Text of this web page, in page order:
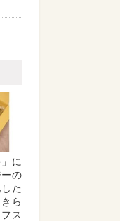
に
の
た
ら
ス